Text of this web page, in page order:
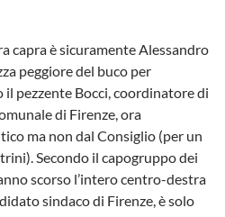
capra è sicuramente Alessandro
peggiore del buco per
pezzente Bocci, coordinatore di
di Firenze, ora
ma non dal Consiglio (per un
Secondo il capogruppo dei
scorso l’intero centro-destra
sindaco di Firenze, è solo